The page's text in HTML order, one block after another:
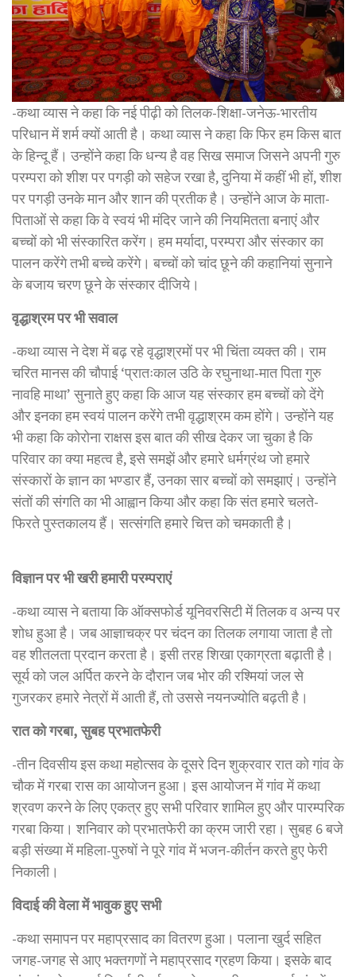
-कथा व्यास ने कहा कि नई पीढ़ी को तिलक-शिक्षा-जनेऊ-भारतीय
परिधान में शर्म क्यों आती है। कथा व्यास ने कहा कि फिर हम किस बात
के हिन्दू हैं। उन्होंने कहा कि धन्य है वह सिख समाज जिसने अपनी गुरु
परम्परा को शीश पर पगड़ी को सहेज रखा है, दुनिया में कहीं भी हों, शीश
पर पगड़ी उनके मान और शान की प्रतीक है। उन्होंने आज के माता-
पिताओं से कहा कि वे स्वयं भी मंदिर जाने की नियमितता बनाएं और
बच्चों को भी संस्कारित करेंग। हम मर्यादा, परम्परा और संस्कार का
पालन करेंगे तभी बच्चे करेंगे। बच्चों को चांद छूने की कहानियां सुनाने
के बजाय चरण छूने के संस्कार दीजिये।
वृद्धाश्रम पर भी सवाल
-कथा व्यास ने देश में बढ़ रहे वृद्धाश्रमों पर भी चिंता व्यक्त की। राम
चरित मानस की चौपाई ‘प्रातःकाल उठि के रघुनाथा-मात पिता गुरु
नावहि माथा’ सुनाते हुए कहा कि आज यह संस्कार हम बच्चों को देंगे
और इनका हम स्वयं पालन करेंगे तभी वृद्धाश्रम कम होंगे। उन्होंने यह
भी कहा कि कोरोना राक्षस इस बात की सीख देकर जा चुका है कि
परिवार का क्या महत्व है, इसे समझें और हमारे धर्मग्रंथ जो हमारे
संस्कारों के ज्ञान का भण्डार हैं, उनका सार बच्चों को समझाएं। उन्होंने
संतों की संगति का भी आह्वान किया और कहा कि संत हमारे चलते-
फिरते पुस्तकालय हैं। सत्संगति हमारे चित्त को चमकाती है।
विज्ञान पर भी खरी हमारी परम्पराएं
-कथा व्यास ने बताया कि ऑक्सफोर्ड यूनिवरसिटी में तिलक व अन्य पर
शोध हुआ है। जब आज्ञाचक्र पर चंदन का तिलक लगाया जाता है तो
वह शीतलता प्रदान करता है। इसी तरह शिखा एकाग्रता बढ़ाती है।
सूर्य को जल अर्पित करने के दौरान जब भोर की रश्मियां जल से
गुजरकर हमारे नेत्रों में आती हैं, तो उससे नयनज्योति बढ़ती है।
रात को गरबा, सुबह प्रभातफेरी
-तीन दिवसीय इस कथा महोत्सव के दूसरे दिन शुक्रवार रात को गांव के
चौक में गरबा रास का आयोजन हुआ। इस आयोजन में गांव में कथा
श्रवण करने के लिए एकत्र हुए सभी परिवार शामिल हुए और पारम्परिक
गरबा किया। शनिवार को प्रभातफेरी का क्रम जारी रहा। सुबह 6 बजे
बड़ी संख्या में महिला-पुरुषों ने पूरे गांव में भजन-कीर्तन करते हुए फेरी
निकाली।
विदाई की वेला में भावुक हुए सभी
-कथा समापन पर महाप्रसाद का वितरण हुआ। पलाना खुर्द सहित
जगह-जगह से आए भक्तगणों ने महाप्रसाद ग्रहण किया। इसके बाद